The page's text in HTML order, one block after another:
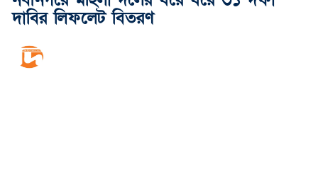
দাবির লিফলেট বিতরণ